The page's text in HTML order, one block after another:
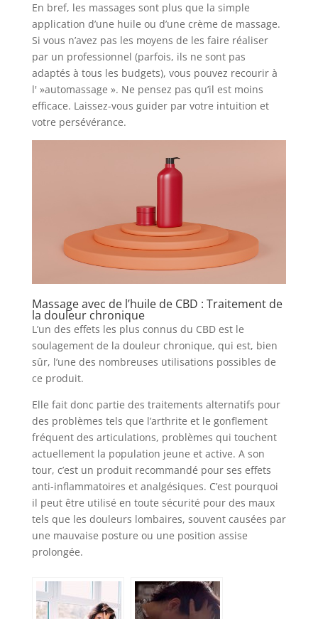
En bref, les massages sont plus que la simple
application d’une huile ou d’une crème de massage.
Si vous n’avez pas les moyens de les faire réaliser
par un professionnel (parfois, ils ne sont pas
adaptés à tous les budgets), vous pouvez recourir à
l' »automassage ». Ne pensez pas qu’il est moins
efficace. Laissez-vous guider par votre intuition et
votre persévérance.
Massage avec de l’huile de CBD : Traitement de
la douleur chronique
L’un des effets les plus connus du CBD est le
soulagement de la douleur chronique, qui est, bien
sûr, l’une des nombreuses utilisations possibles de
ce produit.
Elle fait donc partie des traitements alternatifs pour
des problèmes tels que l’arthrite et le gonflement
fréquent des articulations, problèmes qui touchent
actuellement la population jeune et active. A son
tour, c’est un produit recommandé pour ses effets
anti-inflammatoires et analgésiques. C’est pourquoi
il peut être utilisé en toute sécurité pour des maux
tels que les douleurs lombaires, souvent causées par
une mauvaise posture ou une position assise
prolongée.